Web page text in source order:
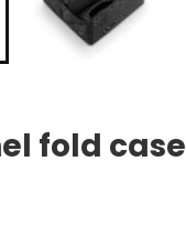
fold case